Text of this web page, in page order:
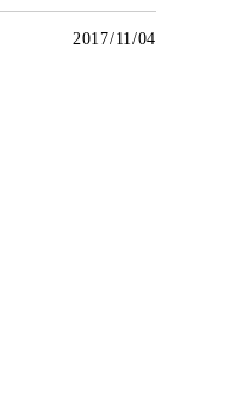
2017/11/04